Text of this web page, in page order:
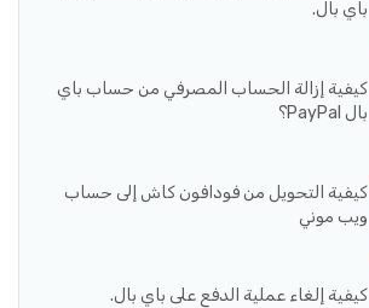
باي بال.
كيفية إزالة الحساب المصرفي من حساب باي
بال PayPal؟
كيفية التحويل من فودافون كاش إلى حساب
ويب موني
كيفية إلغاء عملية الدفع على باي بال.